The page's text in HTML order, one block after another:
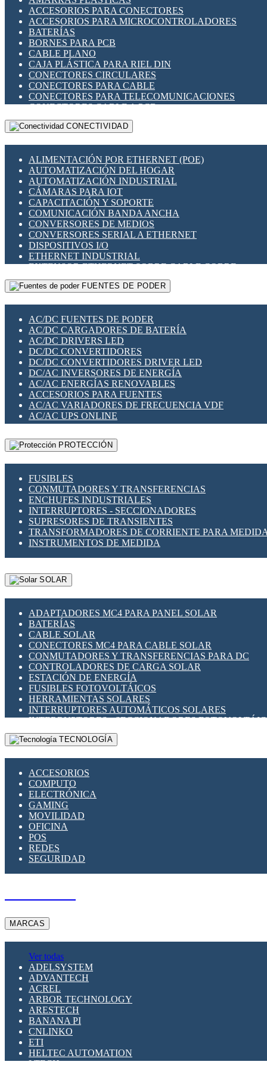
INDICADORES PARA PANEL
INTERFACES DE RELÉ
INTERRUPTORES FIN DE CARRERA
LLAVES CONMUTADORAS
MEDIDORES DE ENERGÍA Y TC'S DE CORRIENTE
MOTORES PASO A PASO
PANTALLAS HMI
PLC -CONTROLADORES LÓGICO PROGRAMABLES
PROGRAMADORES DE HORARIO
RELÉS DE PROTECCIÓN
SENSORES CAPACITIVOS
SENSORES INDUCTIVOS
TEMPORIZADORES
VARIACS
VARIADORES DE FRECUENCIA [VDF]
SECCIONADORES - INTERRUPTORES
MAQUINARIA
ACCESORIOS PARA CONECTORES
ACCESORIOS PARA MICROCONTROLADORES
BATERÍAS
BORNES PARA PCB
CABLE PLANO
CAJA PLÁSTICA PARA RIEL DIN
CONECTORES CIRCULARES
CONECTORES PARA CABLE
CONECTORES PARA TELECOMUNICACIONES
CONECTORES CABLE A PCB
CONECTORES PCB A CABLE
DIP SWITCHES
HERRAMIENTAS VARIAS
ILUMINACIÓN LED
INTERRUPTORES REED
INTERFACES DE RELÉ
OTROS RELÉS
PROTECCIÓN TÉRMICA
RELÉS AUTOMOTRICES
RELÉS DE SEÑAL
RELÉS DE ESTADO SÓLIDO SSR
RELÉS INDUSTRIALES
RELÉS MINIATURA DE POTENCIA
SENSORES MAGNÉTICOS
SWITCH Y MICROSWITCH
TARJETAS PI
UNIÓN Y DERIVACIÓN DE CABLE
CONECTIVIDAD
ALIMENTACIÓN POR ETHERNET (POE)
AUTOMATIZACIÓN DEL HOGAR
AUTOMATIZACIÓN INDUSTRIAL
CÁMARAS PARA IOT
CAPACITACIÓN Y SOPORTE
COMUNICACIÓN BANDA ANCHA
CONVERSORES DE MEDIOS
CONVERSORES SERIAL A ETHERNET
DISPOSITIVOS I/O
ETHERNET INDUSTRIAL
EXTENSOR ETHERNET SOBRE CABLE COBRE
GATEWAY LORAWAN
GESTIÓN DE REDES
PLACAS MODULARES IOT
SWITCHES Y REDES WIFI
SOLUCIONES IOT
SOLUCIONES LORAWAN
SOLUCIONES RED CELULAR
SEGURIDAD PARA REDES
SWITCHES LAN
TELEFONÍA IP (VOIP)
VIGILANCIA IP (CCTV)
MESHTASTIC
FUENTES DE PODER
AC/DC FUENTES DE PODER
AC/DC CARGADORES DE BATERÍA
AC/DC DRIVERS LED
DC/DC CONVERTIDORES
DC/DC CONVERTIDORES DRIVER LED
DC/AC INVERSORES DE ENERGÍA
AC/AC ENERGÍAS RENOVABLES
ACCESORIOS PARA FUENTES
AC/AC VARIADORES DE FRECUENCIA VDF
AC/AC UPS ONLINE
PROTECCIÓN
FUSIBLES
CONMUTADORES Y TRANSFERENCIAS
ENCHUFES INDUSTRIALES
INTERRUPTORES - SECCIONADORES
SUPRESORES DE TRANSIENTES
TRANSFORMADORES DE CORRIENTE PARA
INSTRUMENTOS DE MEDIDA
SOLAR
ADAPTADORES MC4 PARA PANEL SOLAR
BATERÍAS
CABLE SOLAR
CONECTORES MC4 PARA CABLE SOLAR
CONMUTADORES Y TRANSFERENCIAS PARA DC
CONTROLADORES DE CARGA SOLAR
ESTACIÓN DE ENERGÍA
FUSIBLES FOTOVOLTÁICOS
HERRAMIENTAS SOLARES
INTERRUPTORES AUTOMÁTICOS SOLARES
INTERRUPTORES - SECCIONADORES
MONTAJE PANEL SOLAR
PORTA FUSIBLES Y SECCIONADORES
TECNOLOGÍA
ACCESORIOS
COMPUTO
ELECTRÓNICA
GAMING
MOVILIDAD
OFICINA
POS
REDES
SEGURIDAD
MARCAS
Ver todas
ADELSYSTEM
ADVANTECH
ACREL
ARBOR TECHNOLOGY
ARESTECH
BANANA PI
CNLINKO
ETI
HELTEC AUTOMATION
LTECH